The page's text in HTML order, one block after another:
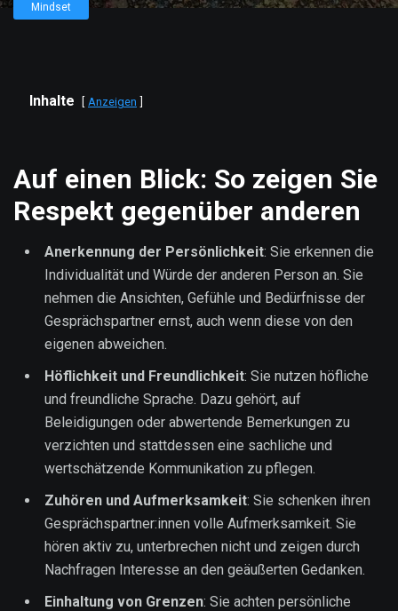
Mindset
Inhalte Anzeigen
Auf einen Blick: So zeigen Sie
Respekt gegenüber anderen
Anerkennung der Persönlichkeit: Sie erkennen die
Individualität und Würde der anderen Person an. Sie
nehmen die Ansichten, Gefühle und Bedürfnisse der
Gesprächspartner ernst, auch wenn diese von den
eigenen abweichen.
Höflichkeit und Freundlichkeit: Sie nutzen höfliche
und freundliche Sprache. Dazu gehört, auf
Beleidigungen oder abwertende Bemerkungen zu
verzichten und stattdessen eine sachliche und
wertschätzende Kommunikation zu pflegen.
Zuhören und Aufmerksamkeit: Sie schenken ihren
Gesprächspartner:innen volle Aufmerksamkeit. Sie
hören aktiv zu, unterbrechen nicht und zeigen durch
Nachfragen Interesse an den geäußerten Gedanken.
Einhaltung von Grenzen: Sie achten persönliche